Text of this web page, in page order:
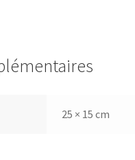
25 × 15 cm